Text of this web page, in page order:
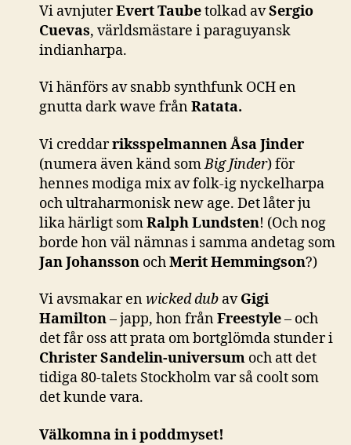
Vi avnjuterEvert Taubetolkad avSergio
Cuevas, världsmästare i paraguyansk
indianharpa.
Vi hänförs av snabb synthfunk OCH en
gnutta dark wave frånRatata.
Vi creddarriksspelmannen Åsa Jinder
(numera även känd somBig Jinder) för
hennes modiga mix av folk-ig nyckelharpa
och ultraharmonisk new age. Det låter ju
lika härligt somRalph Lundsten! (Och nog
borde hon väl nämnas i samma andetag som
Jan Johansson ochMerit Hemmingson?)
Vi avsmakar enwicked dub avGigi
Hamilton– japp, hon frånFreestyle– och
det får oss att prata om bortglömda stunder i
Christer Sandelin-universum och att det
tidiga 80-talets Stockholm var så coolt som
det kunde vara.
Välkomna in i poddmyset!